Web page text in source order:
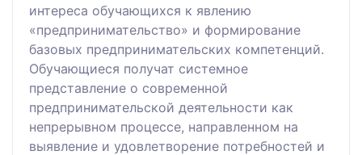
интереса обучающихся к явлению
«предпринимательство» и формирование
базовых предпринимательских компетенций.
Обучающиеся получат системное
представление о современной
предпринимательской деятельности как
непрерывном процессе, направленном на
выявление и удовлетворение потребностей и